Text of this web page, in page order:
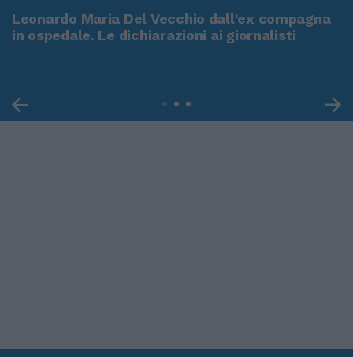
Leonardo Maria Del Vecchio dall'ex compagna
in ospedale. Le dichiarazioni ai giornalisti